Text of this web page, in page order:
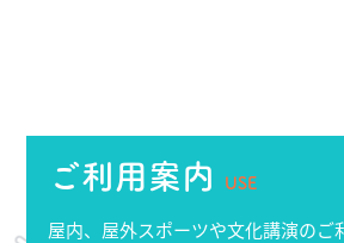
ご利用案内 USE
屋内、屋外スポーツや文化講演のご